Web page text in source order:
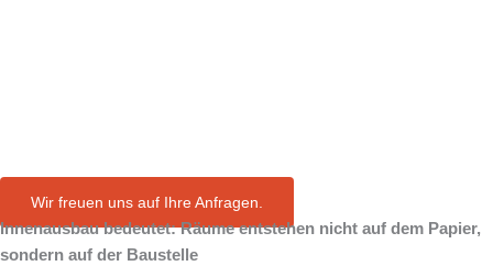
Wir freuen uns auf Ihre Anfragen.
Innenausbau bedeutet: Räume entstehen nicht auf dem Papier,
sondern auf der Baustelle